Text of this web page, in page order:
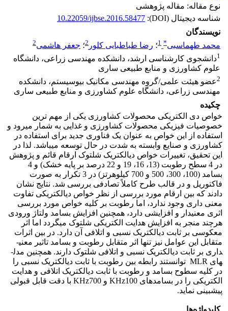
نوع مقاله: مقاله پژوهشی
شناسه دیجیتال (DOI):
10.22059/ijbse.2016.58477
نویسندگان
محمد طهماسبی*
1؛ رضا طباطبایی کلور 2؛ جعفر هاشمی2
1دانشجوی کارشناسی ارشد، دانشکده مهندسی زراعی، دانشگاه
علوم کشاورزی و منابع طبیعی ساری
2عضو هیئت علمی/گروه مهندسی مکانیک بیوسیستم، دانشکده
مهندسی زراعی، دانشگاه علوم کشاورزی و منابع طبیعی ساری
چکیده
خواص دی الکتریکی محصولات کشاورزی یکی از مهم ترین
خصوصیات فیزیکی محصولات کشاورزی و غذایی به شمار می­رود و
استفاده از این خواص به عنوان یک فناوری جدید برای استفاده در
کشاورزی و صنایع وابسته به شدت در حال توسعه می­باشد. لذا در
این تحقیق، تغییرات خواص دی­الکتریک شلتوک ارقام قائم و پژوهش
در 4 سطح رطوبت (13، 16، 19 و 22 درصد بر پایه خشک) و 4
بسامد (100، 300، 500 و 700 کیلوهرتز) در 3 تکرار به صورت
فاکتوریل و در قالب طرح کاملاً تصادفی بررسی شد. نتایج نشان
دادند که بین ارقام مورد بررسی از نظر خواص دی­الکتریکی تفاوت
معنی داری وجود ندارد، اما رطوبت بر کلیه خواص مورد بررسی
اثری معنی­دار و افزایشی دارد، همچنین افزایش بسامد ولتاژ ورودی
هرچند منجر به افزایش هدایت الکتریکی شلتوک می­گردد اما اثر
معکوسی بر ثابت دی­الکتریک نسبی و اتلافی آن دارد. در بین اثرات
متقابل این عوامل نیز تنها اثر متقابل رطوبت و بسامد تاثیر معنی­
داری بر ثابت دی­الکتریک نسبی و اتلافی شلتوک دارند. همچنین مدل­
های MLR توانستند رابطه بین رطوبت با ثابت دی­الکتریک نسبی را
در کلیه سطوح بسامد و رطوبت با ثابت دی­الکتریک اتلافی و هدایت
الکتریکی را در بسامدهای KHz100 و KHz700 با دقت قابل قبولی
پیش­بینی نماید.
کلیدواژه‌ها